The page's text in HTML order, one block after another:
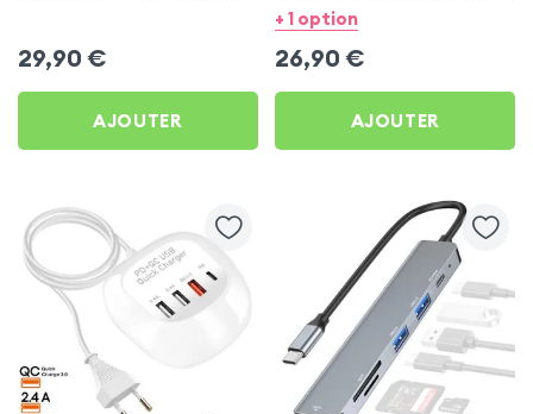
29,90 €
AJOUTER
Oppo Reno 4Z
+ 1 option
26,90 €
AJOUTER